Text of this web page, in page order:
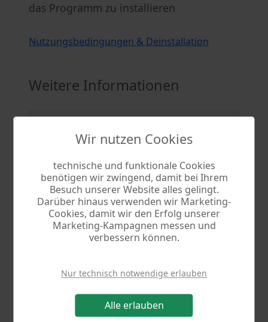
Wir nutzen Cookies
technische und funktionale Cookies
benötigen wir zwingend, damit bei Ihrem
Besuch unserer Website alles gelingt.
Darüber hinaus verwenden wir Marketing-
Cookies, damit wir den Erfolg unserer
Marketing-Kampagnen messen und
verbessern können.
Nur technisch notwendige erlauben
Alle erlauben
das Programm zu installieren
Nutzungsbedingungen & Deinstallation
Weitere Informationen
10.11
Datei
kasbuchX.exe
Grösse
21.8 MB
Betriebssystem
Windows 7, Windows 8,
Windows 10, Windows 11
Nederlands
Francais
Espaniol